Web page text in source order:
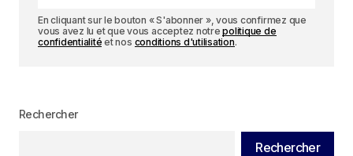
En cliquant sur le bouton « S'abonner », vous confirmez que
vous avez lu et que vous acceptez notrepolitique de
confidentialité et nos conditions d'utilisation.
Rechercher
Rechercher